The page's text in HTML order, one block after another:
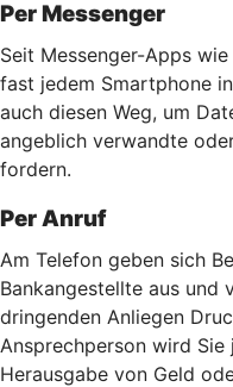
Per Messenger
Seit Messenger-Apps
fast jedem Smartphone
auch diesen Weg, um
angeblich verwandte
fordern.
Per Anruf
Am Telefon geben sich
Bankangestellte aus und
dringenden Anliegen
Ansprechperson wird
Herausgabe von Geld